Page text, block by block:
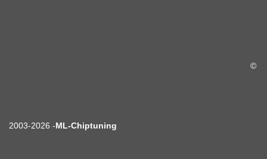
©
2003-2026 -ML-Chiptuning